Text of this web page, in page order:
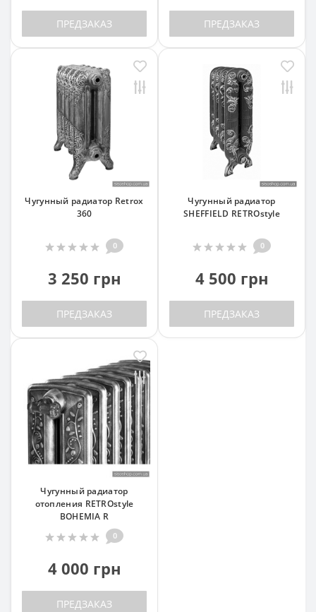
ПРЕДЗАКАЗ ПРЕДЗАКАЗ
Чугунный радиатор Retrox
360
0
3 250 грн
ПРЕДЗАКАЗ
Чугунный радиатор
SHEFFIELD RETROstyle
0
4 500 грн
ПРЕДЗАКАЗ
Чугунный радиатор
отопления RETROstyle
BOHEMIA R
0
4 000 грн
ПРЕДЗАКАЗ